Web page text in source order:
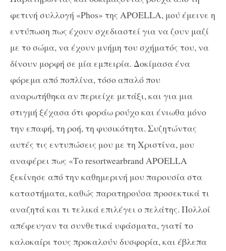
φετινή συλλογή «Phos» της APOELLA, μού έμεινε η
εντύπωση πως έχουν σχεδιαστεί για να ζουν μαζί
με το σώμα, να έχουν μνήμη του σχήματός του, να
δίνουν μορφή σε μία εμπειρία. Δοκίμασα ένα
φόρεμα από ποπλίνα, τόσο απαλό που
αναρωτήθηκα αν περιείχε μετάξι, και για μια
στιγμή ξέχασα ότι φοράω ρούχο και ένιωθα μόνο
την επαφή, τη ροή, τη φυσικότητα. Συζητώντας
αυτές τις εντυπώσεις μου με τη Χριστίνα, μου
αναφέρει πως «Το resortwearbrand APOELLA
ξεκίνησε από την καθημερινή μου παρουσία στα
καταστήματα, καθώς παρατηρούσα προσεκτικά τι
αναζητά και τι τελικά επιλέγει ο πελάτης. Πολλοί
απέφευγαν τα συνθετικά υφάσματα, γιατί το
καλοκαίρι τους προκαλούν δυσφορία, και έβλεπα